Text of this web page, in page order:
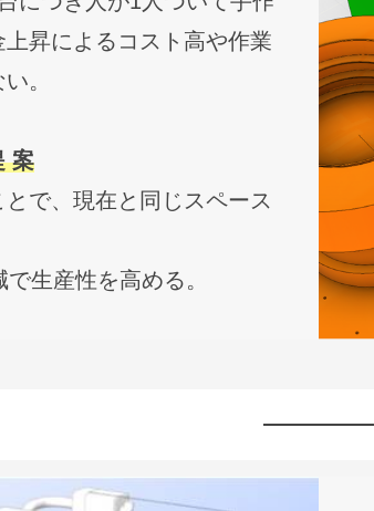
昇によるコスト高や作業
。
案
で、現在と同じスペース
生産性を高める。